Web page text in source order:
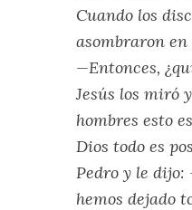
Cuando los
asombraron
—Entonces,
Jesús los miró
hombres esto
Dios todo es
Pedro y le
hemos dejado